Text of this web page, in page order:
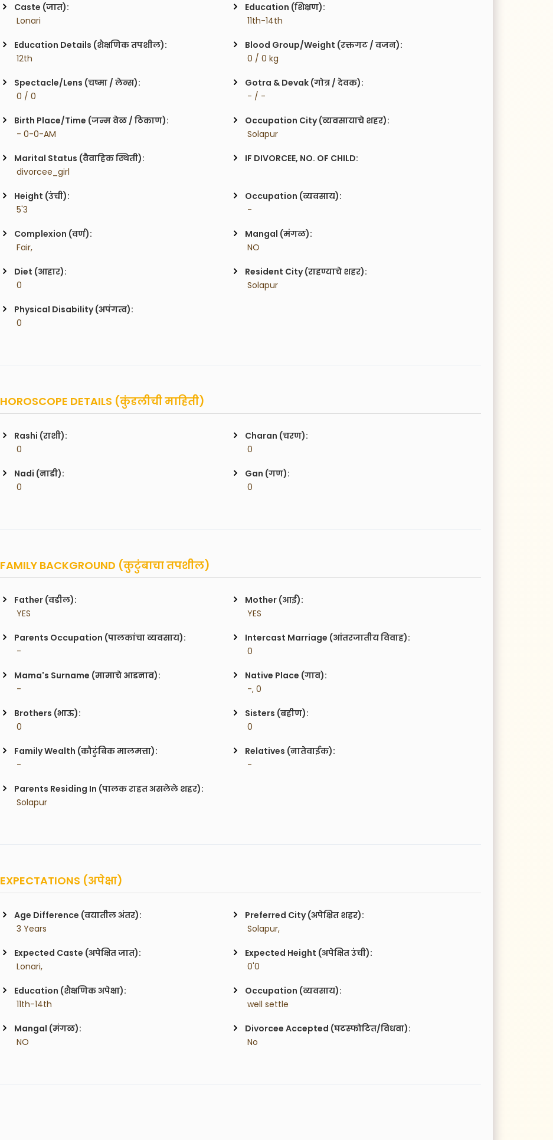
Caste (जात):
Lonari
Education (शिक्षण):
11th-14th
Education Details (शैक्षणिक तपशील):
12th
Blood Group/Weight (रक्तगट / वजन):
0 / 0 kg
Spectacle/Lens (चष्मा / लेन्स):
0 / 0
Gotra & Devak (गोत्र / देवक):
- / -
Birth Place/Time (जन्म वेळ / ठिकाण):
- 0-0-AM
Occupation City (व्यवसायाचे शहर):
Solapur
Marital Status (वैवाहिक स्थिती):
divorcee_girl
IF DIVORCEE, NO. OF CHILD:
Height (उंची):
5'3
Occupation (व्यवसाय):
-
Complexion (वर्ण):
Fair,
Mangal (मंगळ):
NO
Diet (आहार):
0
Resident City (राहण्याचे शहर):
Solapur
Physical Disability (अपंगत्व):
0
HOROSCOPE DETAILS (कुंडलीची माहिती)
Rashi (राशी):
0
Charan (चरण):
0
Nadi (नाडी):
0
Gan (गण):
0
FAMILY BACKGROUND (कुटुंबाचा तपशील)
Father (वडील):
YES
Mother (आई):
YES
Parents Occupation (पालकांचा व्यवसाय):
-
Intercast Marriage (आंतरजातीय विवाह):
0
Mama's Surname (मामाचे आडनाव):
-
Native Place (गाव):
-, 0
Brothers (भाऊ):
0
Sisters (बहीण):
0
Family Wealth (कौटुंबिक मालमत्ता):
-
Relatives (नातेवाईक):
-
Parents Residing In (पालक राहत असलेले शहर):
Solapur
EXPECTATIONS (अपेक्षा)
Age Difference (वयातील अंतर):
3 Years
Preferred City (अपेक्षित शहर):
Solapur,
Expected Caste (अपेक्षित जात):
Lonari,
Expected Height (अपेक्षित उंची):
0'0
Education (शैक्षणिक अपेक्षा):
11th-14th
Occupation (व्यवसाय):
well settle
Mangal (मंगळ):
NO
Divorcee Accepted (घटस्फोटित/विधवा):
No